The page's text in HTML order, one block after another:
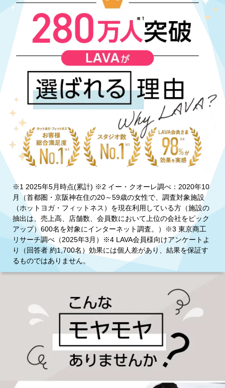
※1 2025年5月時点(累計) ※2 イー・クオーレ調べ：2020年10
月（首都圏・京阪神在住の20～59歳の女性で、調査対象施設
（ホットヨガ・フィットネス）を現在利用している方（施設の
抽出は、売上高、店舗数、会員数において上位の会社をピック
アップ）600名を対象にインターネット調査。）※3 東京商工
リサーチ調べ（2025年3月）※4 LAVA会員様向けアンケートよ
り（回答者 約1,700名）効果には個人差があり、結果を保証す
るものではありません。